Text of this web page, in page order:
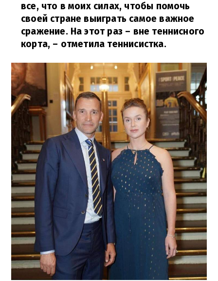
все, что в моих силах, чтобы помочь
своей стране выиграть самое важное
сражение. На этот раз – вне теннисного
корта, – отметила теннисистка.